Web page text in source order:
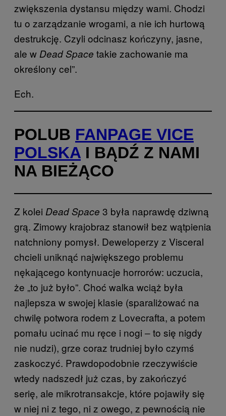
zwiększenia dystansu między wami. Chodzi
tu o zarządzanie wrogami, a nie ich hurtową
destrukcję. Czyli odcinasz kończyny, jasne,
ale w Dead Space takie zachowanie ma
określony cel”.
Ech.
POLUB FANPAGE VICE
POLSKA I BĄDŹ Z NAMI
NA BIEŻĄCO
Z kolei Dead Space 3 była naprawdę dziwną
grą. Zimowy krajobraz stanowił bez wątpienia
natchniony pomysł. Deweloperzy z Visceral
chcieli uniknąć największego problemu
nękającego kontynuacje horrorów: uczucia,
że „to już było”. Choć walka wciąż była
najlepsza w swojej klasie (sparaliżować na
chwilę potwora rodem z Lovecrafta, a potem
pomału ucinać mu ręce i nogi ‒ to się nigdy
nie nudzi), grze coraz trudniej było czymś
zaskoczyć. Prawdopodobnie rzeczywiście
wtedy nadszedł już czas, by zakończyć
serię, ale mikrotransakcje, które pojawiły się
w niej ni z tego, ni z owego, z pewnością nie